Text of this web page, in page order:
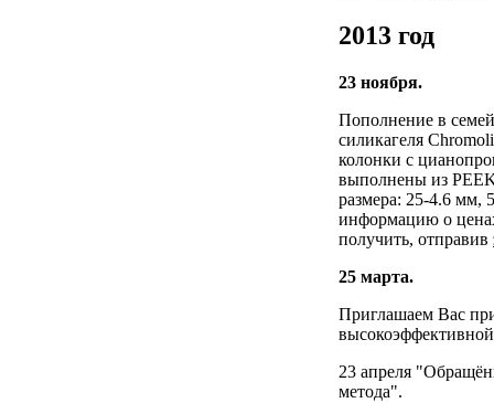
2013 год
23 ноября.
Пополнение в
силикагеля
колонки с
выполнены из
размера: 25-4.6
информацию о
получить, отправив
25 марта.
Приглашаем Вас
23 апреля
метода".